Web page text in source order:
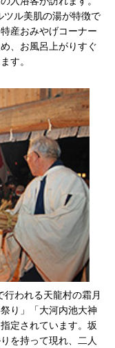
ル美肌の湯が特徴で
産おみやげコーナー
、お風呂上がりすぐ
す。
われる天龍村の霜月
り」「大河内池大神
定されています。坂
を持って現れ、二人